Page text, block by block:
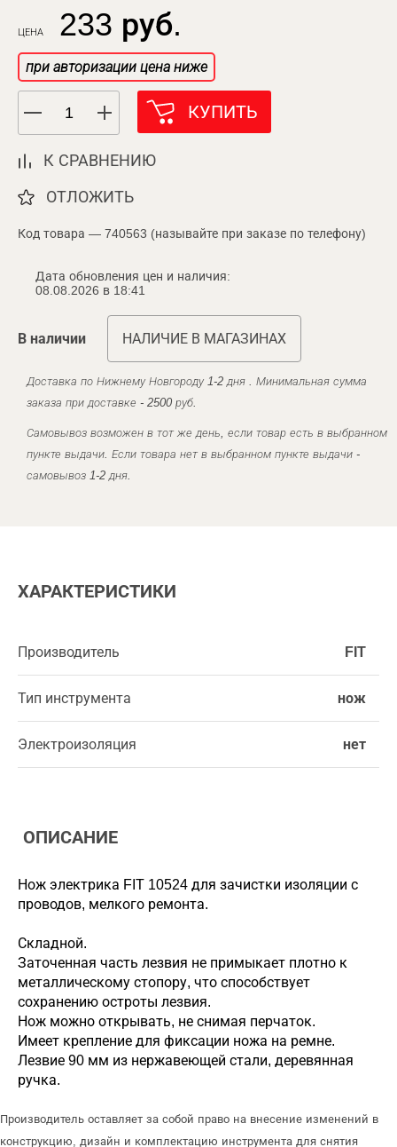
ЦЕНА 233 руб.
при авторизации цена ниже
КУПИТЬ
К СРАВНЕНИЮ
ОТЛОЖИТЬ
Код товара — 740563 (называйте при заказе по телефону)
Дата обновления цен и наличия:
08.08.2026 в 18:41
В наличии НАЛИЧИЕ В МАГАЗИНАХ
Доставка по Нижнему Новгороду 1-2 дня . Минимальная сумма
заказа при доставке - 2500 руб.
Самовывоз возможен в тот же день, если товар есть в выбранном
пункте выдачи. Если товара нет в выбранном пункте выдачи -
самовывоз 1-2 дня.
ХАРАКТЕРИСТИКИ
Производитель FIT
Тип инструмента нож
Электроизоляция нет
ОПИСАНИЕ
Нож электрика FIT 10524 для зачистки изоляции с
проводов, мелкого ремонта.
Складной.
Заточенная часть лезвия не примыкает плотно к
металлическому стопору, что способствует
сохранению остроты лезвия.
Нож можно открывать, не снимая перчаток.
Имеет крепление для фиксации ножа на ремне.
Лезвие 90 мм из нержавеющей стали, деревянная
ручка.
Производитель оставляет за собой право на внесение изменений в
конструкцию, дизайн и комплектацию инструмента для снятия